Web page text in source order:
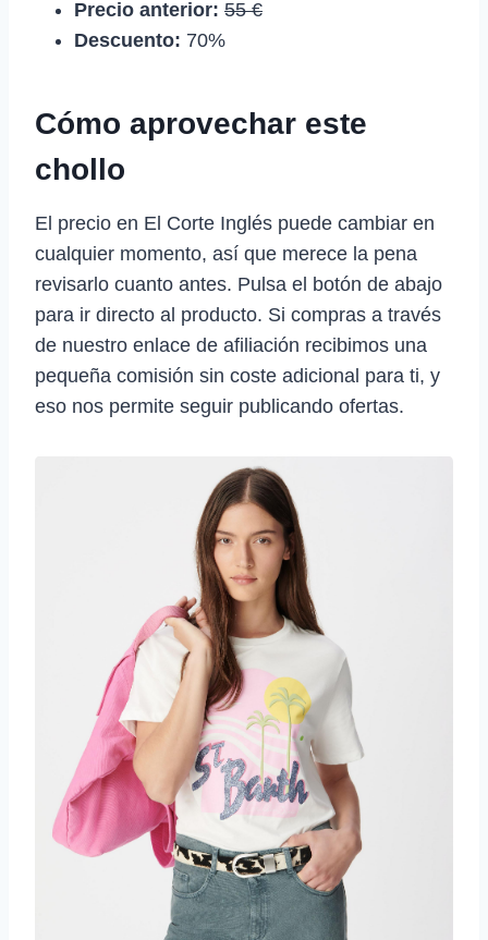
Precio anterior: 55 €
Descuento: 70%
Cómo aprovechar este
chollo
El precio en El Corte Inglés puede cambiar en
cualquier momento, así que merece la pena
revisarlo cuanto antes. Pulsa el botón de abajo
para ir directo al producto. Si compras a través
de nuestro enlace de afiliación recibimos una
pequeña comisión sin coste adicional para ti, y
eso nos permite seguir publicando ofertas.